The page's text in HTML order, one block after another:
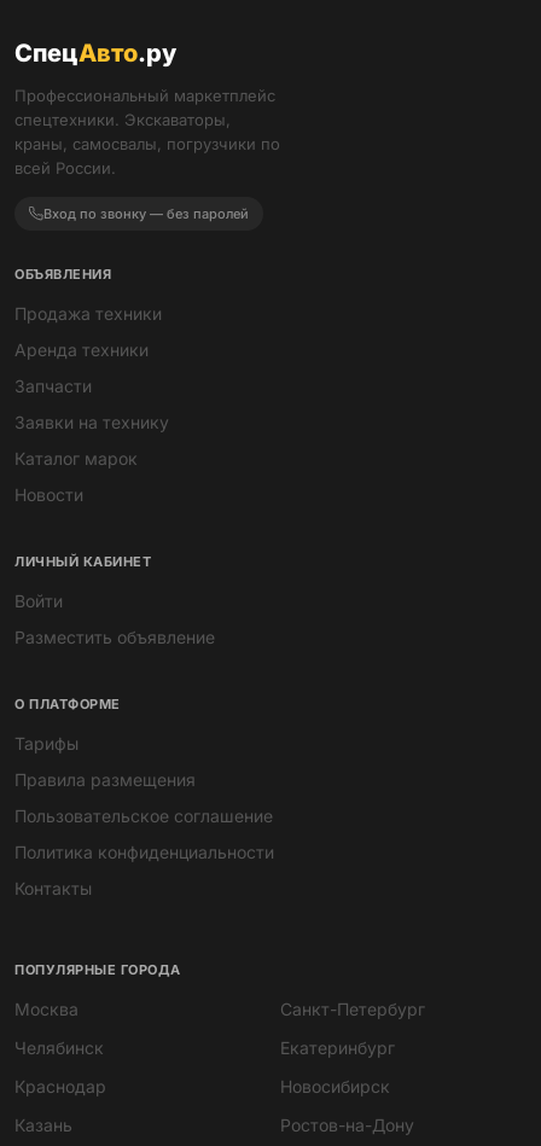
СпецАвто.ру
Профессиональный маркетплейс
спецтехники. Экскаваторы,
краны, самосвалы, погрузчики по
всей России.
Вход по звонку — без паролей
ОБЪЯВЛЕНИЯ
Продажа техники
Аренда техники
Запчасти
Заявки на технику
Каталог марок
Новости
ЛИЧНЫЙ КАБИНЕТ
Войти
Разместить объявление
О ПЛАТФОРМЕ
Тарифы
Правила размещения
Пользовательское соглашение
Политика конфиденциальности
Контакты
ПОПУЛЯРНЫЕ ГОРОДА
Москва
Санкт-Петербург
Челябинск
Екатеринбург
Краснодар
Новосибирск
Казань
Ростов-на-Дону